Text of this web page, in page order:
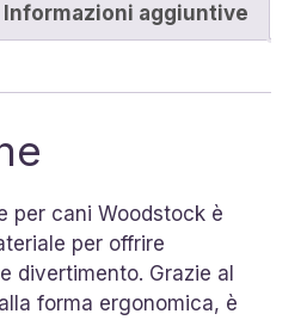
Informazioni aggiuntive
per cani Woodstock è
per offrire
divertimento. Grazie al
forma ergonomica, è